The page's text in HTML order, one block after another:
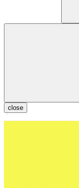
close